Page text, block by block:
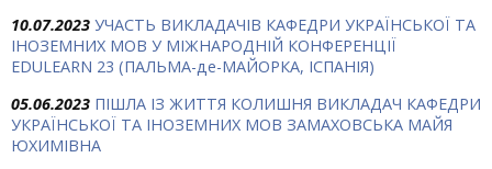
10.07.2023 УЧАСТЬ ВИКЛАДАЧІВ КАФЕДРИ УКРАЇНСЬКОЇ ТА
ІНОЗЕМНИХ МОВ У МІЖНАРОДНІЙ КОНФЕРЕНЦІЇ
EDULEARN 23 (ПАЛЬМА-де-МАЙОРКА, ІСПАНІЯ)
05.06.2023 ПІШЛА ІЗ ЖИТТЯ КОЛИШНЯ ВИКЛАДАЧ КАФЕДРИ
УКРАЇНСЬКОЇ ТА ІНОЗЕМНИХ МОВ ЗАМАХОВСЬКА МАЙЯ
ЮХИМІВНА